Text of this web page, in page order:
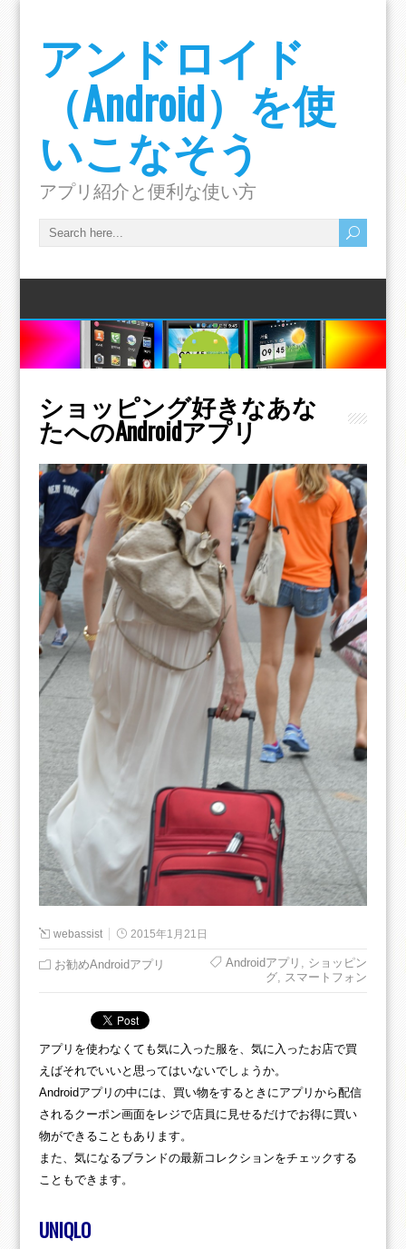
アンドロイド
（Android）を使
いこなそう
アプリ紹介と便利な使い方
ショッピング好きなあな
たへのAndroidアプリ
webassist 2015年1月21日
お勧めAndroidアプリ Androidアプリ
ショッピン
グ
スマートフォン
アプリを使わなくても気に入った服を、気に入ったお店で買
えばそれでいいと思ってはいないでしょうか。
Androidアプリの中には、買い物をするときにアプリから配信
されるクーポン画面をレジで店員に見せるだけでお得に買い
物ができることもあります。
また、気になるブランドの最新コレクションをチェックする
こともできます。
UNIQLO